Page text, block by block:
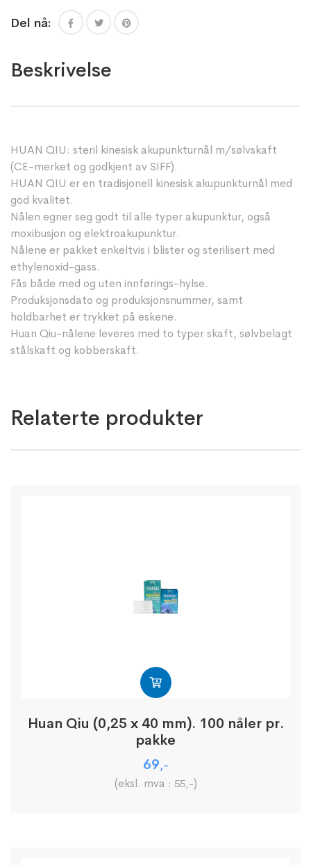
Del nå:
Beskrivelse
HUAN QIU: steril kinesisk akupunkturnål m/sølvskaft
(CE-merket og godkjent av SIFF).
HUAN QIU er en tradisjonell kinesisk akupunkturnål med
god kvalitet.
Nålen egner seg godt til alle typer akupunktur, også
moxibusjon og elektroakupunktur.
Nålene er pakket enkeltvis i blister og sterilisert med
ethylenoxid-gass.
Fås både med og uten innførings-hylse.
Produksjonsdato og produksjonsnummer, samt
holdbarhet er trykket på eskene.
Huan Qiu-nålene leveres med to typer skaft, sølvbelagt
stålskaft og kobberskaft.
Relaterte produkter
Huan Qiu (0,25 x 40 mm). 100 nåler pr.
pakke
69,-
(eksl. mva : 55,-)